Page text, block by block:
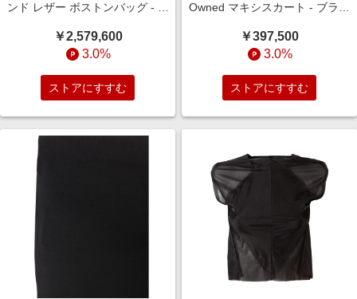
ンド レザー ボストンバッグ - ブ
￥2,579,600
3.0%
ストアにすすむ
Owned マキシスカート - ブラッ
￥397,500
3.0%
ストアにすすむ